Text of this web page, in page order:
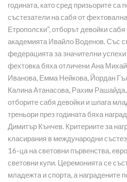
годината, като сред призьорите са
състезатели на сабя от
Етрополски“, отборът девойки
академията Ивайло Воденов. Със
федерацията за значителни
фехтовка бяха отличени Ана
Иванова, Емма Нейкова, Йордан
Калина Атанасова, Рахим
отборите сабя девойки и шпага
треньори през годината бяха
Димитър Кънчев. Критериите за
класирания в международни
16-ца на световни първенства,
световни купи. Церемонията се
младежта и спорта, а наградените